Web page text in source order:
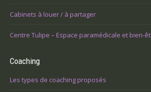
Cabinets à louer / à partager
Centre Tulipe – Espace paramédicale et bien-
Coaching
Les types de coaching proposés